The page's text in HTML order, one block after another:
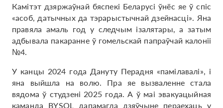
Камітэт дзяржаўнай бяспекі Беларусі ўнёс яе ў спіс
«асоб, датычных да тэрарыстычнай дзейнасці». Яна
правяла амаль год у следчым ізалятары, а затым
адбывала пакаранне ў гомельскай папраўчай калоніі
№4.
У канцы 2024 года Дануту Перадня «памілавалі», і
яна выйшла на волю. Пра яе вызваленне стала
вядома ў студзені 2025 года. А ў маі эвакуацыйная
каманда BYSOL дапамагла дзяўчыне пераехаць у